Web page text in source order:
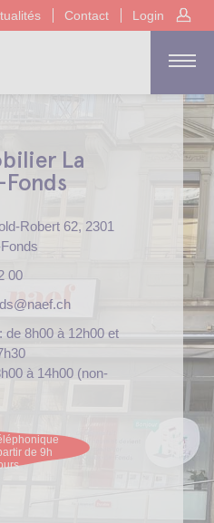
Contact Login
La
Robert 62, 2301
00
de 8h00 à 12h00 et
à 14h00 (non-
de 9h